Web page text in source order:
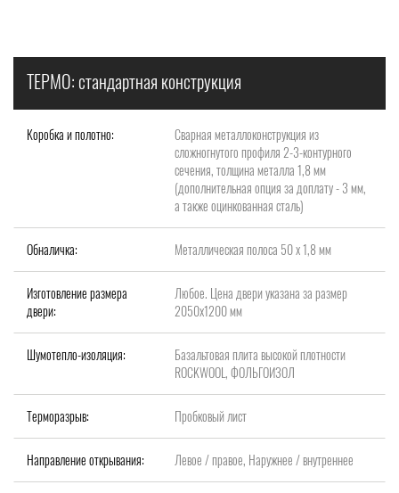
ТЕРМО: стандартная конструкция
Коробка и полотно:
Сварная металлоконструкция из
сложногнутого профиля 2-3-контурного
сечения, толщина металла 1,8 мм
(дополнительная опция за доплату - 3 мм,
а также оцинкованная сталь)
Обналичка: Металлическая полоса 50 х 1,8 мм
Изготовление размера
двери:
Любое. Цена двери указана за размер
2050х1200 мм
Шумотепло-изоляция:
Базальтовая плита высокой плотности
ROCKWOOL, ФОЛЬГОИЗОЛ
Терморазрыв: Пробковый лист
Направление открывания: Левое / правое, Наружнее / внутреннее